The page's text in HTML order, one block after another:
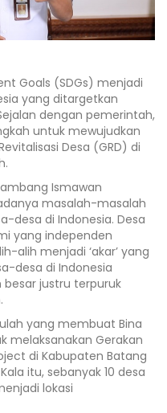
Goals (SDGs) menjadi
yang ditargetkan
dengan pemerintah,
untuk mewujudkan
Desa (GRD) di
Ismawan
masalah-masalah
desa di Indonesia. Desa
yang independen
alih menjadi ‘akar’ yang
desa di Indonesia
justru terpuruk
yang membuat Bina
melaksanakan Gerakan
di Kabupaten Batang
itu, sebanyak 10 desa
lokasi